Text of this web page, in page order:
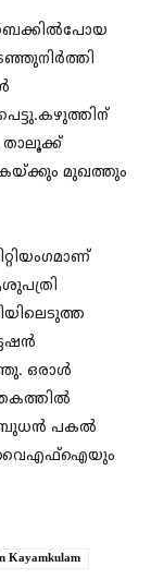
താലൂക്ക്
മുഖത്തും
ഒരാൾ
ബുധൻ പകൽ
Kayamkulam